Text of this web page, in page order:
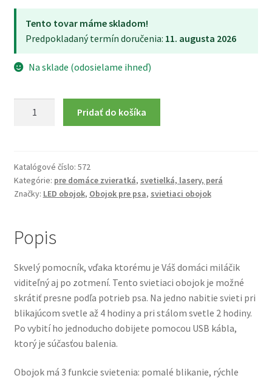
Tento tovar máme skladom!
Predpokladaný termín doručenia: 11. augusta 2026
Na sklade (odosielame ihneď)
s
LED
podsvietením
Pridať do košíka
Katalógové číslo: 572
Kategórie: pre domáce zvieratká, svetielká, lasery, perá
Značky: LED obojok, Obojok pre psa, svietiaci obojok
Popis
Skvelý pomocník, vďaka ktorému je Váš domáci miláčik
viditeľný aj po zotmení. Tento svietiaci obojok je možné
skrátiť presne podľa potrieb psa. Na jedno nabitie svieti pri
blikajúcom svetle až 4 hodiny a pri stálom svetle 2 hodiny.
Po vybití ho jednoducho dobijete pomocou USB kábla,
ktorý je súčasťou balenia.
Obojok má 3 funkcie svietenia: pomalé blikanie, rýchle